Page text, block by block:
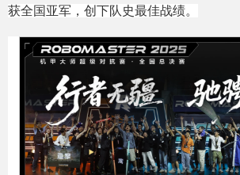
获全国亚军，创下队史最佳战绩。